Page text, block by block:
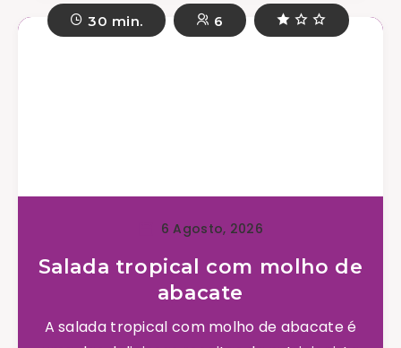
30 min. 6
6 Agosto, 2026
Salada tropical com molho de
abacate
A salada tropical com molho de abacate é